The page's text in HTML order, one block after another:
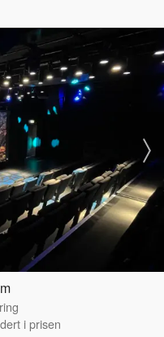
i prisen